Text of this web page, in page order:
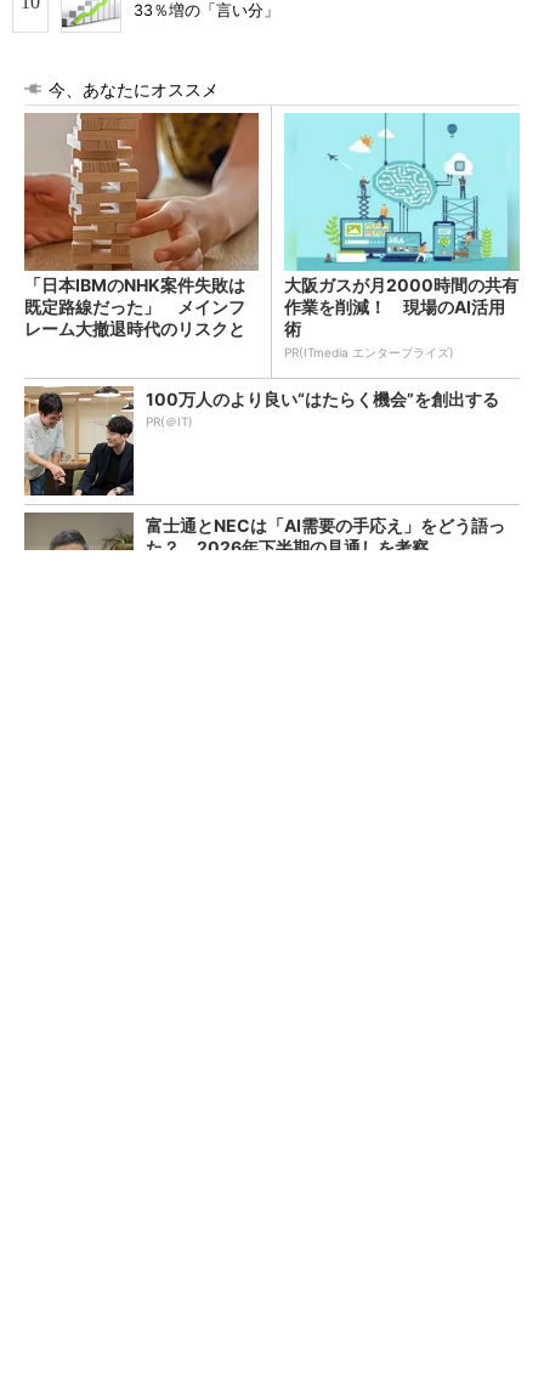
33％増の「言い分」
今、あなたにオススメ
「日本IBMのNHK案件失敗は
既定路線だった」 メインフ
レーム大撤退時代のリスクと
大阪ガスが月2000時間の共有
作業を削減！ 現場のAI活用
術
PR(ITmedia エンタープライズ)
100万人のより良い“はたらく機会”を創出する
PR(＠IT)
富士通とNECは「AI需要の手応え」をどう語っ
た？ 2026年下半期の見通しを考察